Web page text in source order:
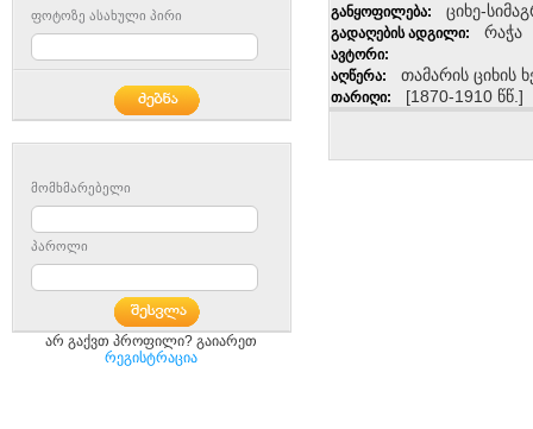
ფოტოზე ასახული პირი
მომხმარებელი
პაროლი
არ გაქვთ პროფილი? გაიარეთ
რეგისტრაცია
განყოფილება: ციხე-
გადაღების ადგილი: რაჭა
ავტორი:
აღწერა:
თამარის
თარიღი: [1870-1910 წწ.]